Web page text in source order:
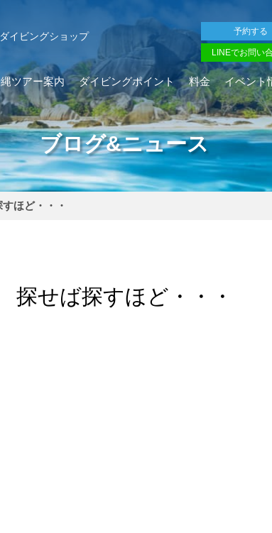
イビングショップ 予約する
LINEでお問い
ブログ&ニュース
ツアー案内 ダイビングポイント 料金 イベント
ほど・・・
探せば探すほど・・・
ガイドがスイム開始可能と判断した場合にのみエント
行わない場合があります。